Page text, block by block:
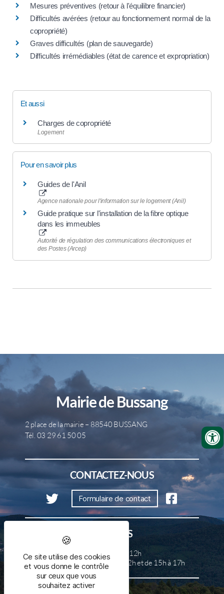
Mesures préventives (retour à l'équilibre financier)
Difficultés avérées (retour au fonctionnement normal de la
copropriété)
Graves difficultés (plan de sauvegarde)
Difficultés irrémédiables (état de carence et expropriation)
Et aussi
Charges de copropriété
Logement
Pour en savoir plus
Guides de l'Anil
Agence nationale pour l'information sur le logement (Anil)
Guide pratique sur l'installation de la fibre optique
dans les immeubles
Autorité de régulation des communications électroniques et
des Postes (Arcep)
Mairie de Bussang
2 place de la mairie – 88540 BUSSANG
Tél. 03 29 61 50 05
CONTACTEZ-NOUS
Formulaire de contact
HORAIRES
Lundi, mercredi et samedi de 8h à 12h
Mardi, jeudi et vendredi de 8h à 12h et de 15h à 17h
Ce site utilise des cookies
et vous donne le contrôle
sur ceux que vous
souhaitez activer